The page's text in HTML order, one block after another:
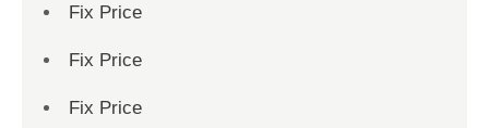
Fix Price
Fix Price
Fix Price